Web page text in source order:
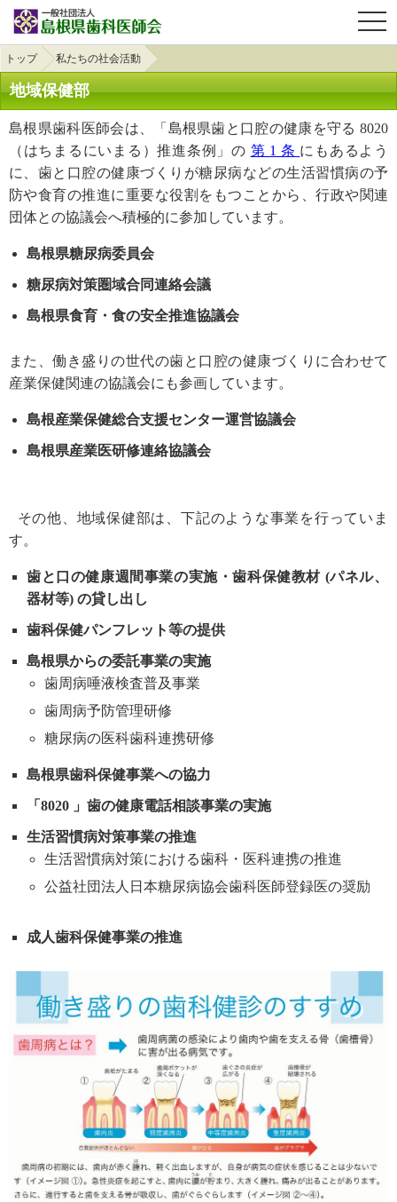
トップ 私たちの社会活動
地域保健部
島根県歯科医師会は、「島根県歯と口腔の健康を守る 8020
（はちまるにいまる）推進条例」の 第 1 条 にもあるよう
に、歯と口腔の健康づくりが糖尿病などの生活習慣病の予
防や食育の推進に重要な役割をもつことから、行政や関連
団体との協議会へ積極的に参加しています。
島根県糖尿病委員会
糖尿病対策圏域合同連絡会議
島根県食育・食の安全推進協議会
また、働き盛りの世代の歯と口腔の健康づくりに合わせて
産業保健関連の協議会にも参画しています。
島根産業保健総合支援センター運営協議会
島根県産業医研修連絡協議会
その他、地域保健部は、下記のような事業を行っていま
す。
歯と口の健康週間事業の実施・歯科保健教材 (パネル、
器材等) の貸し出し
歯科保健パンフレット等の提供
島根県からの委託事業の実施
歯周病唾液検査普及事業
歯周病予防管理研修
糖尿病の医科歯科連携研修
島根県歯科保健事業への協力
「8020 」歯の健康電話相談事業の実施
生活習慣病対策事業の推進
生活習慣病対策における歯科・医科連携の推進
公益社団法人日本糖尿病協会歯科医師登録医の奨励
成人歯科保健事業の推進